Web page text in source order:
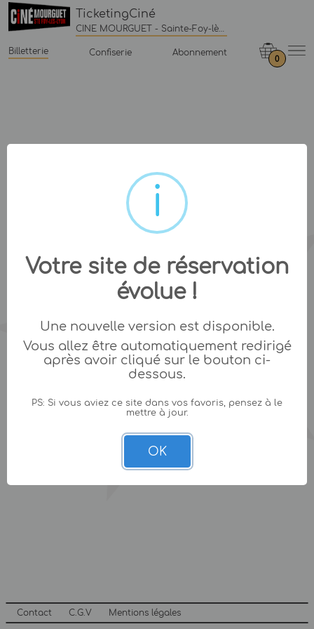
TicketingCiné
CINE MOURGUET - Sainte-Foy-lès-Lyon
Billetterie Confiserie Abonnement
0
Contact C.G.V Mentions légales
Votre site de réservation
évolue !
Une nouvelle version est disponible.
Vous allez être automatiquement redirigé
après avoir cliqué sur le bouton ci-
dessous.
PS: Si vous aviez ce site dans vos favoris, pensez à le
mettre à jour.
OK